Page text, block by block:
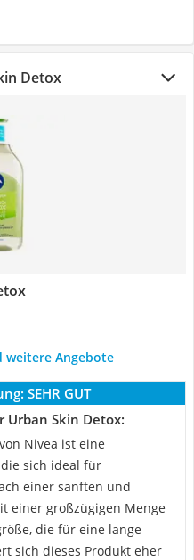
Detox
weitere Angebote
SEHR GUT
Urban Skin Detox:
Nivea ist eine
sich ideal für
einer sanften und
einer großzügigen Menge
die für eine lange
sich dieses Produkt eher